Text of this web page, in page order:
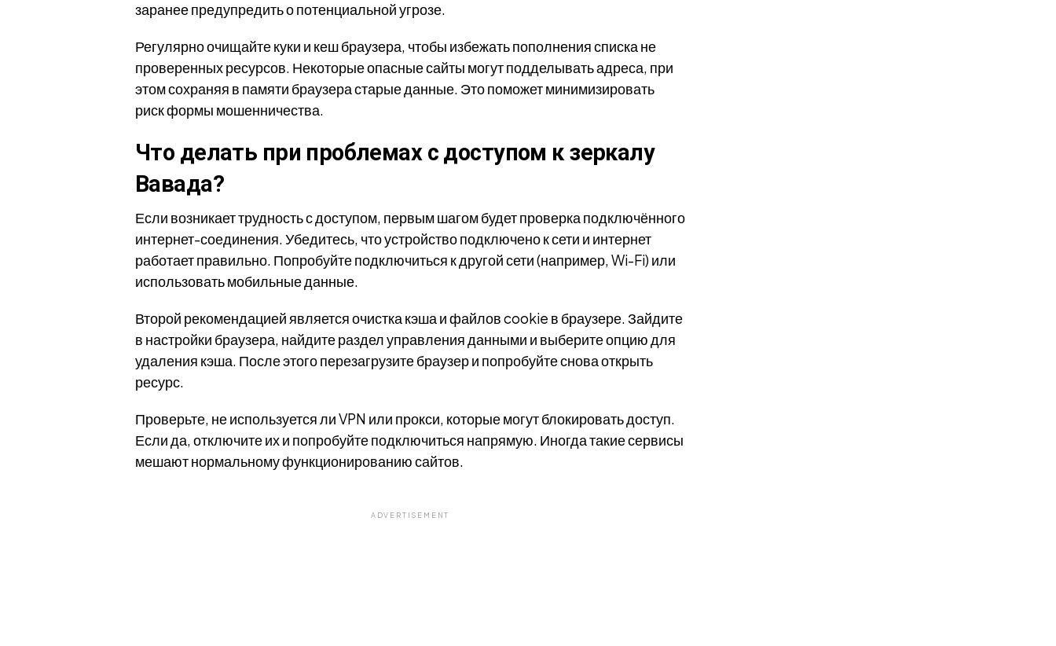
заранее предупредить о потенциальной угрозе.
Регулярно очищайте куки и кеш браузера, чтобы избежать пополнения списка не
проверенных ресурсов. Некоторые опасные сайты могут подделывать адреса, при
этом сохраняя в памяти браузера старые данные. Это поможет минимизировать
риск формы мошенничества.
Что делать при проблемах с доступом к зеркалу
Вавада?
Если возникает трудность с доступом, первым шагом будет проверка подключённого
интернет-соединения. Убедитесь, что устройство подключено к сети и интернет
работает правильно. Попробуйте подключиться к другой сети (например, Wi-Fi) или
использовать мобильные данные.
Второй рекомендацией является очистка кэша и файлов cookie в браузере. Зайдите
в настройки браузера, найдите раздел управления данными и выберите опцию для
удаления кэша. После этого перезагрузите браузер и попробуйте снова открыть
ресурс.
Проверьте, не используется ли VPN или прокси, которые могут блокировать доступ.
Если да, отключите их и попробуйте подключиться напрямую. Иногда такие сервисы
мешают нормальному функционированию сайтов.
ADVERTISEMENT